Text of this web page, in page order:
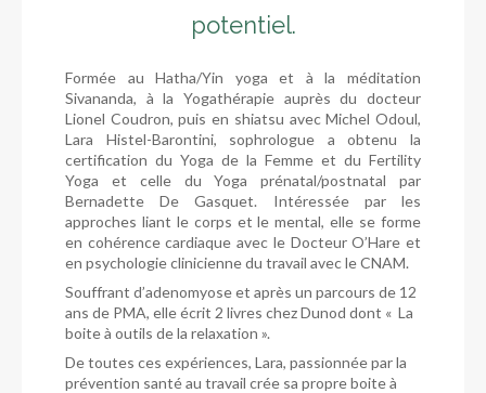
potentiel.
Formée au Hatha/Yin yoga et à la méditation
Sivananda, à la Yogathérapie auprès du docteur
Lionel Coudron, puis en shiatsu avec Michel Odoul,
Lara Histel-Barontini, sophrologue a obtenu la
certification du Yoga de la Femme et du Fertility
Yoga et celle du Yoga prénatal/postnatal par
Bernadette De Gasquet. Intéressée par les
approches liant le corps et le mental, elle se forme
en cohérence cardiaque avec le Docteur O’Hare et
en psychologie clinicienne du travail avec le CNAM.
Souffrant d’adenomyose et après un parcours de 12
ans de PMA, elle écrit 2 livres chez Dunod dont « La
boite à outils de la relaxation ».
De toutes ces expériences, Lara, passionnée par la
prévention santé au travail crée sa propre boite à